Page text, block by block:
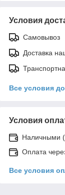
Условия
Самовывоз
Доставка
Все условия
Условия
Наличными
Оплата
Все условия